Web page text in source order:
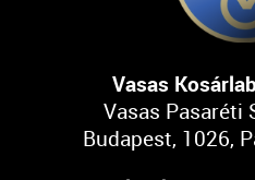
Vasas
Vasas Pasaréti
Budapest, 1026,